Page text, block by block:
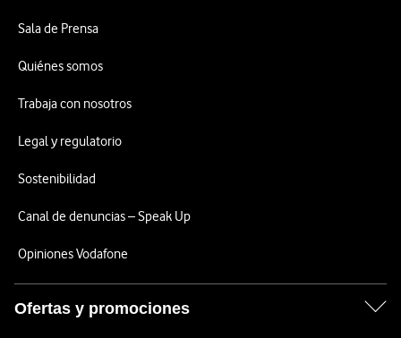
Sala de Prensa
Quiénes somos
Trabaja con nosotros
Legal y regulatorio
Sostenibilidad
Canal de denuncias – Speak Up
Opiniones Vodafone
Ofertas y promociones